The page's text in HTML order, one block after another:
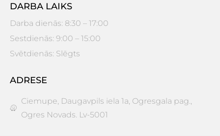
DARBA LAIKS
Darba dienās: 8:30 – 17:00
Sestdienās: 9:00 – 15:00
Svētdienās: Slēgts
ADRESE
Ciemupe, Daugavpils iela 1a, Ogresgala pag.,
Ogres Novads. Lv-5001